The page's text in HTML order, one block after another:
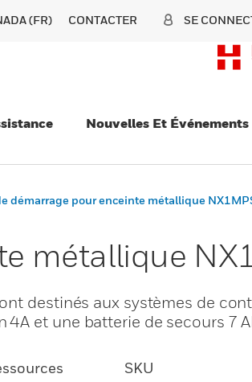
(FR) CONTACTER SE
Nouvelles Et Événements
démarrage pour enceinte métallique
métallique
destinés aux systèmes de
et une batterie de secours 7
SKU